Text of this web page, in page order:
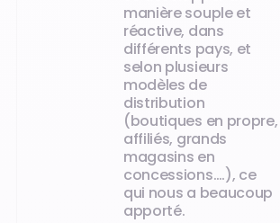
manière souple et
réactive, dans
différents pays, et
selon plusieurs
modèles de
distribution
(boutiques en propre,
affiliés, grands
magasins en
concessions….), ce
qui nous a beaucoup
apporté.